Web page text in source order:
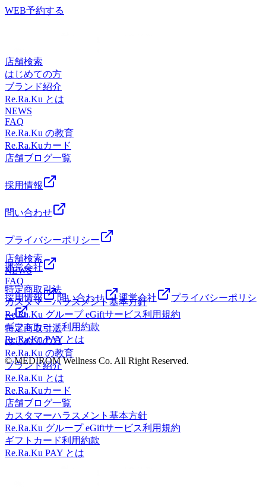
クセス◎高幡不動・南平からは車でのご利用がオススメ♪飛
鳥ドライビングスクール・多摩平図書館から徒歩10分圏内。
せください^^
平図書館から徒歩10分圏内。〈電話番号〉042-843-1147※オ
が付くと7月もあと少し、もう夏のお出かけはされました
ひお越しください(^^♪良い1日をお過ごしください♪・*.。・
*.。・*.。・*.。・*.。・。 。。・*.。・*.。・*『肩甲骨ケ
ア&amp;骨盤ストレッチ』を取り入れたリラク系ボディケア
♪〈営業時間〉終日:10時00分～21時(20時20分最終受付)〈住
所〉日野市多摩平2-4-1 イオンモール多摩平の森3FRe.Ra.Ku
イオンモール多摩平の森店〈アクセス〉JR中央線豊田駅か
ら徒歩5分八王子駅・日野駅・立川駅からもアクセス◎高幡
不動・南平からは車でのご利用がオススメ♪飛鳥ドライビン
グスクール・多摩平図書館から徒歩10分圏内。〈電話番号〉
内出来る場合があります。お気軽にお問い合わせください^^
WEB予約する
店舗検索
はじめての方
ブランド紹介
Re.Ra.Ku とは
NEWS
FAQ
Re.Ra.Ku の教育
Re.Ra.Kuカード
店舗ブログ一覧
採用情報
問い合わせ
プライバシーポリシー
運営会社
特定商取引法
カスタマーハラスメント基本方針
Re.Ra.Ku グループ eGiftサービス利用規約
ギフトカード利用約款
Re.Ra.Ku PAY とは
© MEDIROM Wellness Co. All Right Reserved.
店舗検索
NEWS
FAQ
採用情報
問い合わせ 運営会社
プライバシーポリシ
ー
特定商取引法
はじめての方
Re.Ra.Ku の教育
ブランド紹介
Re.Ra.Ku とは
Re.Ra.Kuカード
店舗ブログ一覧
カスタマーハラスメント基本方針
Re.Ra.Ku グループ eGiftサービス利用規約
ギフトカード利用約款
Re.Ra.Ku PAY とは